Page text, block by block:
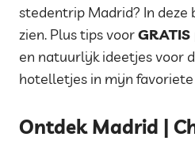
stedentrip Madrid? In deze
zien. Plus tips voor
en natuurlijk ideetjes voor
hotelletjes in mijn
Ontdek Madrid |